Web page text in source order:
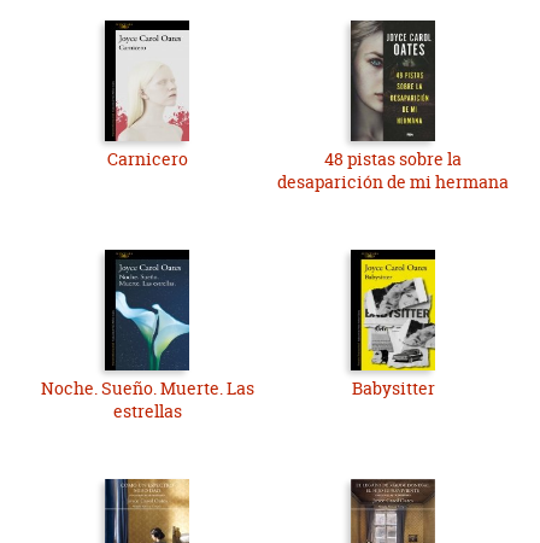
Carnicero
48 pistas sobre la
desaparición de mi hermana
Noche. Sueño. Muerte. Las
estrellas
Babysitter